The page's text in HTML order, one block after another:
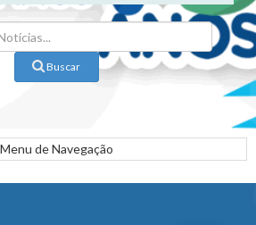
Buscar
Menu de Navegação